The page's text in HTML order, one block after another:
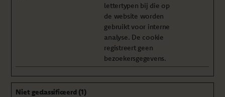
lettertypen bij die op
de website worden
gebruikt voor interne
analyse. De cookie
registreert geen
bezoekersgegevens.
Niet geclassificeerd (1)